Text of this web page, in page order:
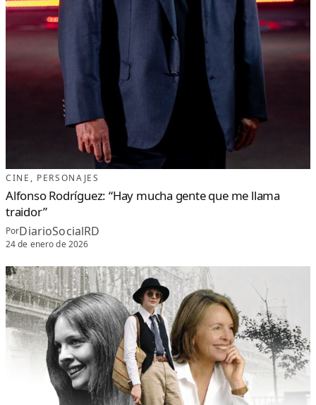
CINE , PERSONAJES
Alfonso Rodríguez: “Hay mucha gente que me llama
traidor”
PorDiarioSocialRD
24 de enero de 2026